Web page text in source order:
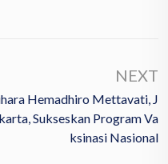
NEXT
Hemadhiro Mettavati, J
Sukseskan Program Va
Ksinasi Nasional